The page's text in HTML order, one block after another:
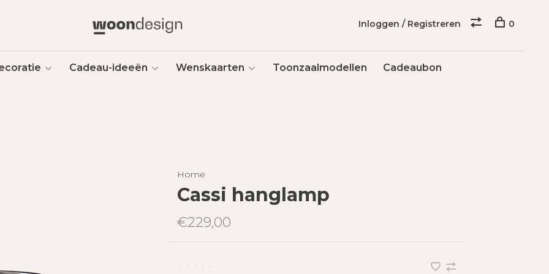
Cadeau-ideeën Wenskaarten Toonzaalmodellen Cadeaubon
Inloggen / Registreren 0
Home
Cassi hanglamp
€229,00
• • • •
•